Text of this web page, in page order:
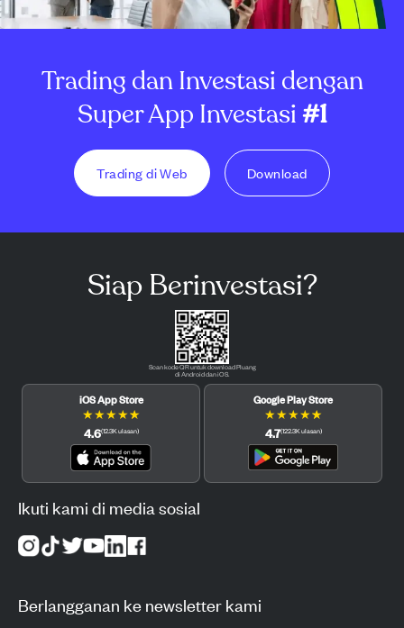
Trading dan Investasi dengan
Super App Investasi#1
Trading di Web Download
Siap Berinvestasi?
Scan kode QR untuk download Pluang
di Android dan iOS.
iOS App Store
★★★★★
4.6(12.3Kulasan)
Google Play Store
★★★★★
4.7(122.3Kulasan)
Ikuti kami di media sosial
Berlangganan ke newsletter kami